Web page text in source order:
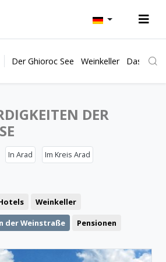
Der Ghioroc See Weinkeller Das
DER
In Arad
Im Kreis Arad
Weinkeller
der Weinstraße
Pensionen